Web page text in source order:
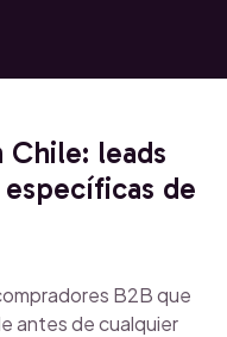
Chile: leads
específicas de
B2B que
antes de cualquier